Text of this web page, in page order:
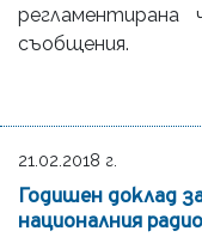
регламентирана
съобщения.
21.02.2018 г.
Годишен доклад
националния